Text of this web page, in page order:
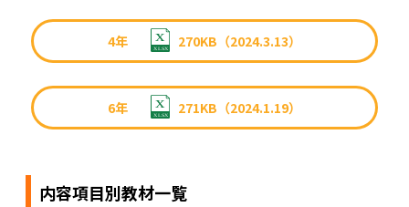
4年 270KB（2024.3.13）
6年 271KB（2024.1.19）
内容項目別教材一覧